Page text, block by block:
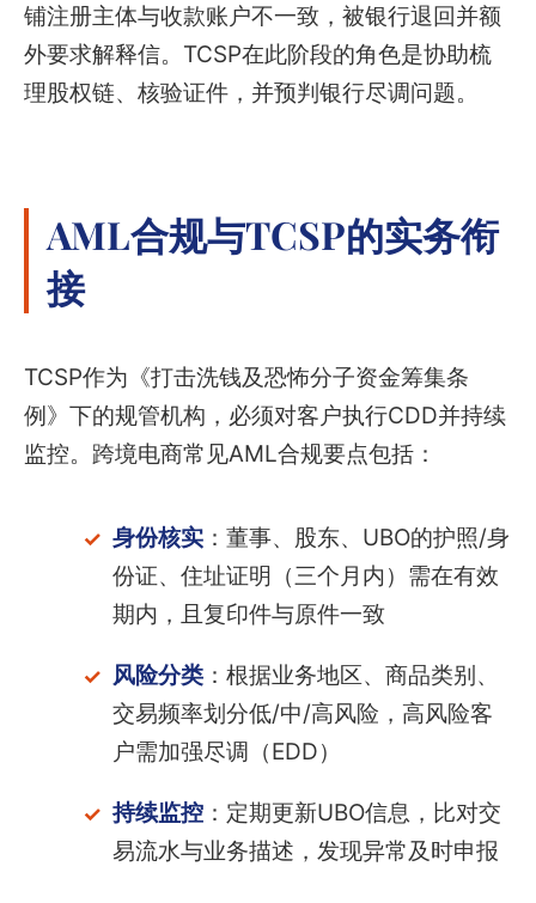
铺注册主体与收款账户不一致，被银行退回并额
外要求解释信。TCSP在此阶段的角色是协助梳
理股权链、核验证件，并预判银行尽调问题。
AML合规与TCSP的实务衔
接
TCSP作为《打击洗钱及恐怖分子资金筹集条
例》下的规管机构，必须对客户执行CDD并持续
监控。跨境电商常见AML合规要点包括：
身份核实：董事、股东、UBO的护照/身
份证、住址证明（三个月内）需在有效
期内，且复印件与原件一致
风险分类：根据业务地区、商品类别、
交易频率划分低/中/高风险，高风险客
户需加强尽调（EDD）
持续监控：定期更新UBO信息，比对交
易流水与业务描述，发现异常及时申报